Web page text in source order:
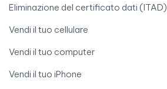
Eliminazione del certificato dati (ITAD)
Vendi il tuo cellulare
Vendi il tuo computer
Vendi il tuo iPhone